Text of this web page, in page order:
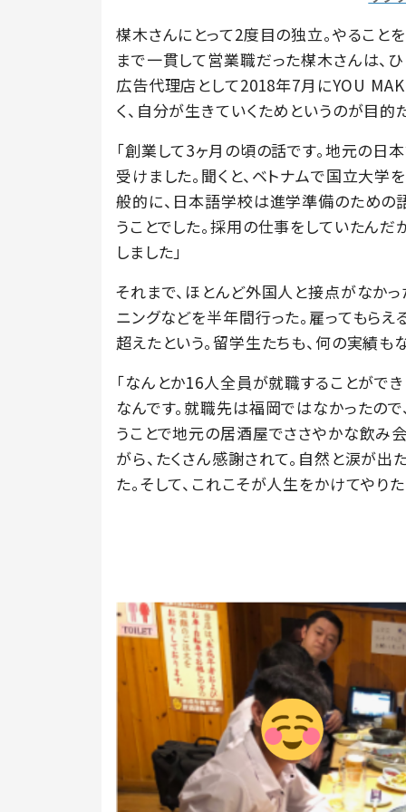
楳木さんにとって2度目の独立。やること
まで一貫して営業職だった楳木さんは、
広告代理店として2018年7月にYOU
く、自分が生きていくためというのが目
「創業して3ヶ月の頃の話です。地元の
受けました。聞くと、ベトナムで国立大学
般的に、日本語学校は進学準備のための
うことでした。採用の仕事をしていたんだ
しました」
それまで、ほとんど外国人と接点がなか
ニングなどを半年間行った。雇ってもら
超えたという。留学生たちも、何の実績も
「なんとか16人全員が就職することがで
なんです。就職先は福岡ではなかったの
うことで地元の居酒屋でささやかな飲み
がら、たくさん感謝されて。自然と涙が出
た。そして、これこそが人生をかけてやり